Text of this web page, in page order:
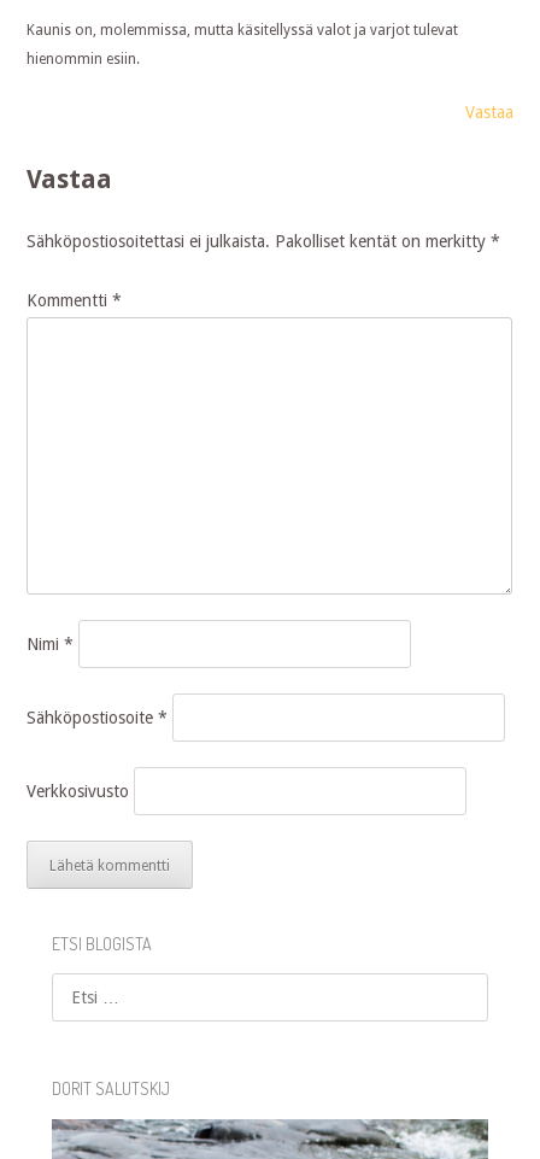
Kaunis on, molemmissa, mutta käsitellyssä valot ja varjot tulevat
hienommin esiin.
Vastaa
Vastaa
Sähköpostiosoitettasi ei julkaista. Pakolliset kentät on merkitty*
Kommentti*
Nimi*
Sähköpostiosoite*
Verkkosivusto
ETSI BLOGISTA
Etsi
DORIT SALUTSKIJ